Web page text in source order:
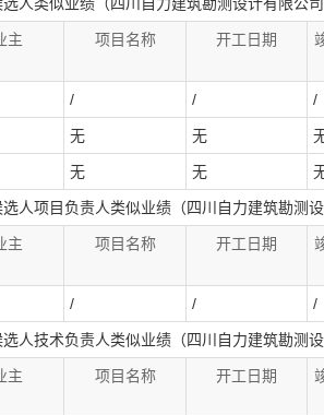
主 项目名称 开工日期
/ / /
无 无
无 无
人项目负责人类似业绩（四川自力建筑勘测设
主 项目名称 开工日期
/ / /
人技术负责人类似业绩（四川自力建筑勘测设
主 项目名称 开工日期